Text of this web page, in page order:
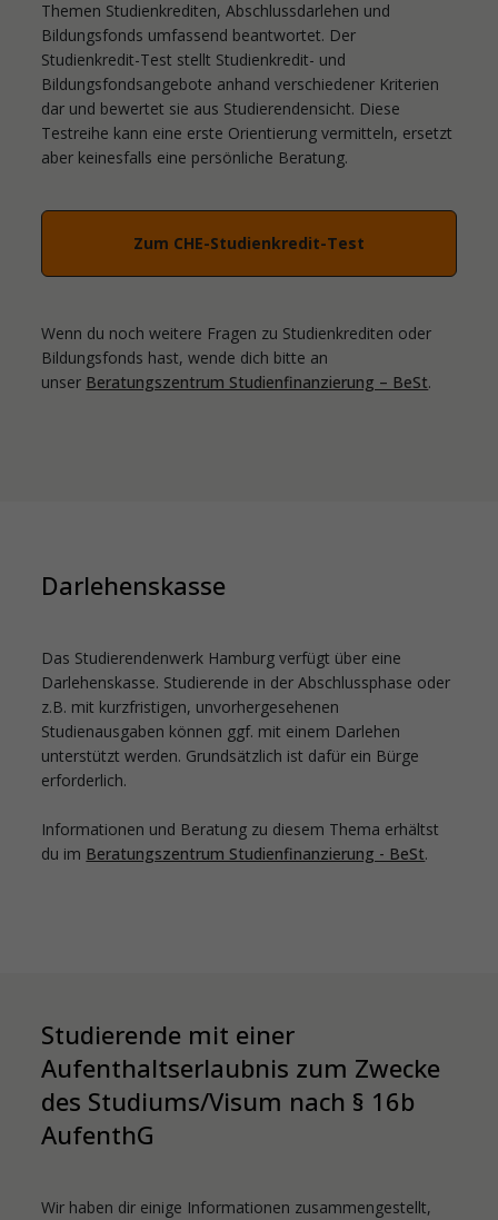
Themen Studienkrediten, Abschlussdarlehen und
Bildungsfonds umfassend beantwortet. Der
Studienkredit-Test stellt Studienkredit- und
Bildungsfondsangebote anhand verschiedener Kriterien
dar und bewertet sie aus Studierendensicht. Diese
Testreihe kann eine erste Orientierung vermitteln, ersetzt
aber keinesfalls eine persönliche Beratung.
Zum CHE-Studienkredit-Test
Wenn du noch weitere Fragen zu Studienkrediten oder
Bildungsfonds hast, wende dich bitte an
unser Beratungszentrum Studienfinanzierung – BeSt.
Darlehenskasse
Das Studierendenwerk Hamburg verfügt über eine
Darlehenskasse. Studierende in der Abschlussphase oder
z.B. mit kurzfristigen, unvorhergesehenen
Studienausgaben können ggf. mit einem Darlehen
unterstützt werden. Grundsätzlich ist dafür ein Bürge
erforderlich.
Informationen und Beratung zu diesem Thema erhältst
du im Beratungszentrum Studienfinanzierung - BeSt.
Studierende mit einer
Aufenthaltserlaubnis zum Zwecke
des Studiums/Visum nach § 16b
AufenthG
Wir haben dir einige Informationen zusammengestellt,